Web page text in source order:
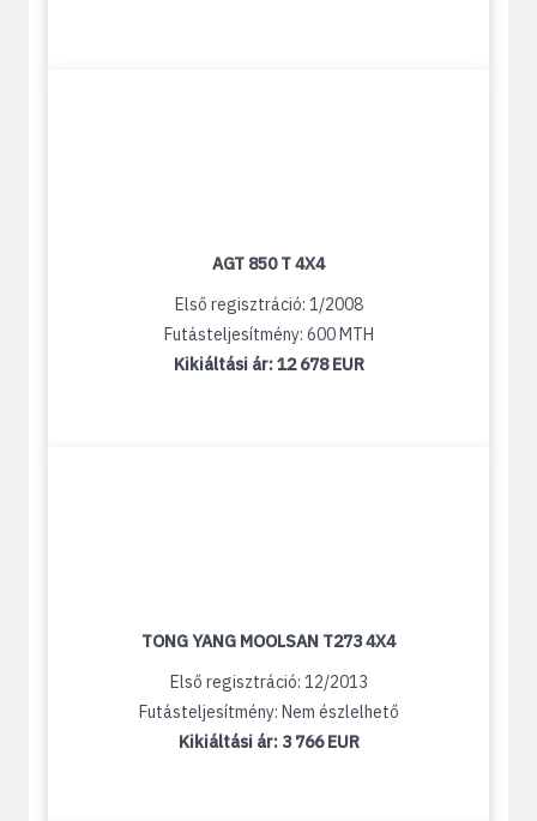
AGT 850 T 4X4
Első regisztráció: 1/2008
Futásteljesítmény: 600 MTH
Kikiáltási ár:12 678 EUR
TONG YANG MOOLSAN T273 4X4
Első regisztráció: 12/2013
Futásteljesítmény: Nem észlelhető
Kikiáltási ár: 3 766 EUR